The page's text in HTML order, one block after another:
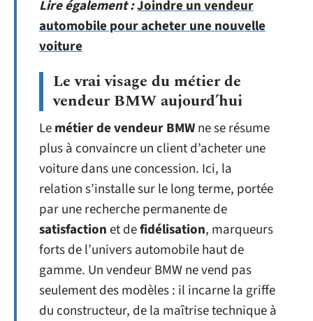
Lire également :Joindre un vendeur
automobile pour acheter une nouvelle
voiture
Le vrai visage du métier de
vendeur BMW aujourd’hui
Lemétier de vendeur BMWne se résume
plus à convaincre un client d’acheter une
voiture dans une concession. Ici, la
relation s’installe sur le long terme, portée
par une recherche permanente de
satisfactionet defidélisation, marqueurs
forts de l’univers automobile haut de
gamme. Un vendeur BMW ne vend pas
seulement des modèles : il incarne la griffe
du constructeur, de la maîtrise technique à